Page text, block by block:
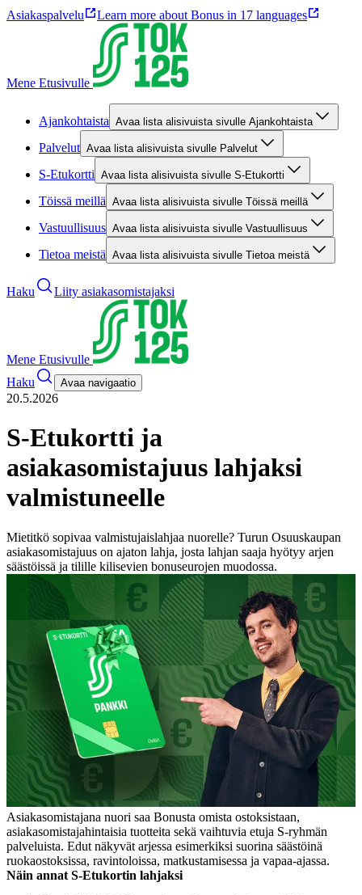
Asiakaspalvelu Learn more about Bonus in 17 languages
Mene Etusivulle
Ajankohtaista Avaa lista alisivuista sivulle Ajankohtaista
Palvelut Avaa lista alisivuista sivulle Palvelut
S-Etukortti Avaa lista alisivuista sivulle S-Etukortti
Töissä meillä Avaa lista alisivuista sivulle Töissä meillä
Vastuullisuus Avaa lista alisivuista sivulle Vastuullisuus
Tietoa meistä Avaa lista alisivuista sivulle Tietoa meistä
Haku Liity asiakasomistajaksi
Mene Etusivulle
Haku
Avaa navigaatio
20.5.2026
S-Etukortti ja
asiakasomistajuus lahjaksi
valmistuneelle
Mietitkö sopivaa valmistujaislahjaa nuorelle? Turun Osuuskaupan
asiakasomistajuus on ajaton lahja, josta lahjan saaja hyötyy arjen
säästöissä ja tilille kilisevien bonuseurojen muodossa.
Asiakasomistajana nuori saa Bonusta omista ostoksistaan,
asiakasomistajahintaisia tuotteita sekä vaihtuvia etuja S-ryhmän
palveluista. Edut näkyvät arjessa esimerkiksi suorina säästöinä
ruokaostoksissa, ravintoloissa, matkustamisessa ja vapaa-ajassa.
Näin annat S-Etukortin lahjaksi